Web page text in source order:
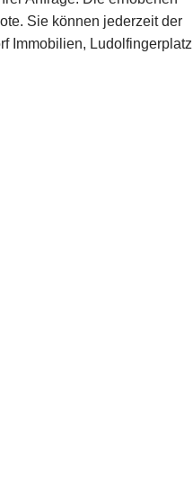
Sie können jederzeit der
Immobilien, Ludolfingerplatz